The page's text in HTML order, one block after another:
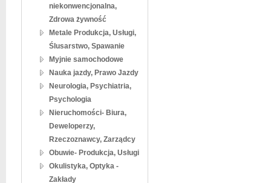
niekonwencjonalna,
Zdrowa żywność
Metale Produkcja, Usługi,
Ślusarstwo, Spawanie
Myjnie samochodowe
Nauka jazdy, Prawo Jazdy
Neurologia, Psychiatria,
Psychologia
Nieruchomości- Biura,
Deweloperzy,
Rzeczoznawcy, Zarządcy
Obuwie- Produkcja, Usługi
Okulistyka, Optyka -
Zakłady